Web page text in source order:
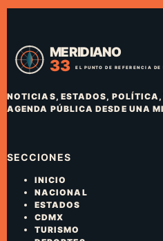
NOTICIAS, ESTADOS, POLÍTICA,
AGENDA PÚBLICA DESDE UNA
SECCIONES
INICIO
NACIONAL
ESTADOS
CDMX
TURISMO